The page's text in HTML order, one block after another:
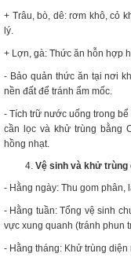
+ Trâu, bò, dê: rơm khô, cỏ
lý.
+ Lợn, gà: Thức ăn hỗn hợp
- Bảo quản thức ăn tại nơi
nền đất để tránh ẩm mốc.
- Tích trữ nước uống trong
cần lọc và khử trùng bằng
hồng nhạt.
Vệ sinh và khử trùng
- Hằng ngày: Thu gom phân,
- Hằng tuần: Tổng vệ sinh
vực xung quanh (tránh phun
- Hằng tháng: Khử trùng diện